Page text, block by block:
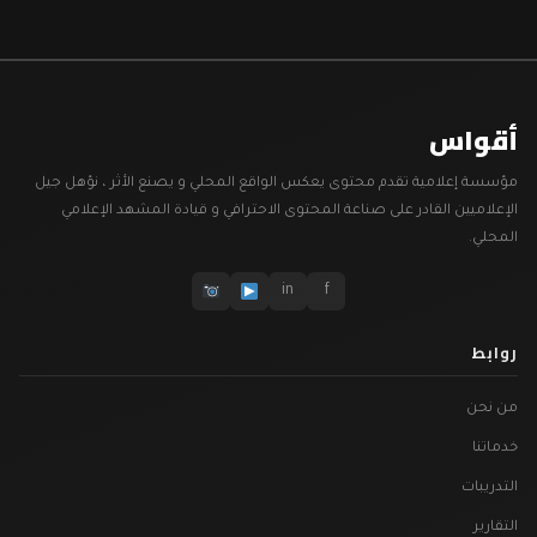
أقواس
مؤسسة إعلامية تقدم محتوى يعكس الواقع المحلي و يصنع الأثر ، نؤهل جيل
الإعلاميين القادر على صناعة المحتوى الاحترافي و قيادة المشهد الإعلامي
المحلي.
f
in
روابط
من نحن
خدماتنا
التدريبات
التقارير